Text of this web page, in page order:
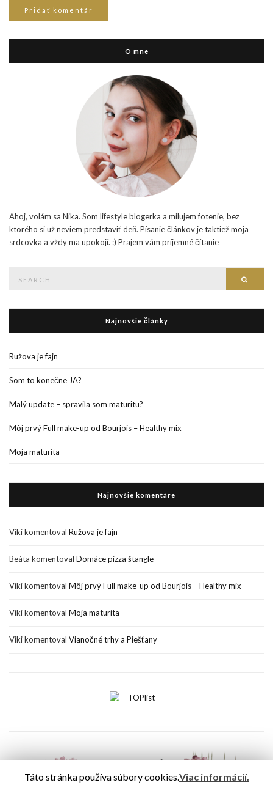
O mne
Ahoj, volám sa Nika. Som lifestyle blogerka a milujem fotenie, bez
ktorého si už neviem predstaviť deň. Písanie článkov je taktiež moja
srdcovka a vždy ma upokojí. :) Prajem vám príjemné čítanie
Najnovšie články
Ružova je fajn
Som to konečne JA?
Malý update – spravila som maturitu?
Môj prvý Full make-up od Bourjois – Healthy mix
Moja maturita
Najnovšie komentáre
Vikikomentoval Ružova je fajn
Beáta komentoval Domáce pizza štangle
Vikikomentoval Môj prvý Full make-up od Bourjois – Healthy mix
Vikikomentoval Moja maturita
Vikikomentoval Vianočné trhy a Piešťany
Táto stránka používa súbory cookies.Viac informácií.